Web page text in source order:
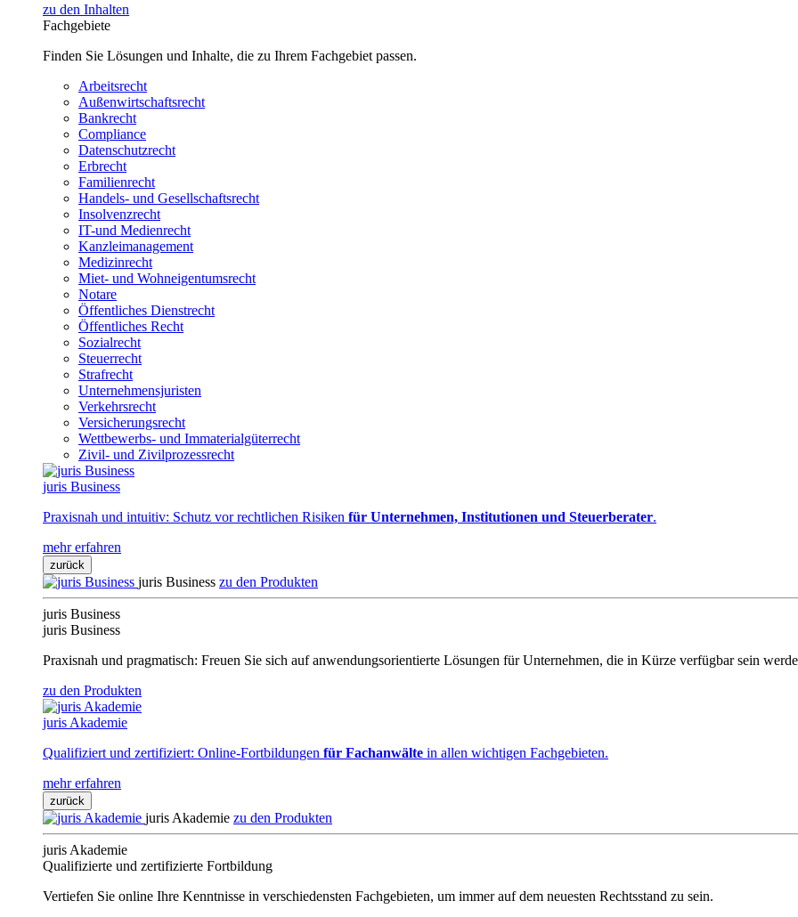
zu den Inhalten
Fachgebiete
Finden Sie Lösungen und Inhalte, die zu Ihrem Fachgebiet passen.
Arbeitsrecht
Außenwirtschaftsrecht
Bankrecht
Compliance
Datenschutzrecht
Erbrecht
Familienrecht
Handels- und Gesellschaftsrecht
Insolvenzrecht
IT-und Medienrecht
Kanzleimanagement
Medizinrecht
Miet- und Wohneigentumsrecht
Notare
Öffentliches Dienstrecht
Öffentliches Recht
Sozialrecht
Steuerrecht
Strafrecht
Unternehmensjuristen
Verkehrsrecht
Versicherungsrecht
Wettbewerbs- und Immaterialgüterrecht
Zivil- und Zivilprozessrecht
juris Business
Praxisnah und intuitiv: Schutz vor rechtlichen Risiken für Unternehmen, Institutionen und Steuerberater.
mehr erfahren
zurück
juris Business zu den Produkten
juris Business
juris Business
Praxisnah und pragmatisch: Freuen Sie sich auf anwendungsorientierte Lösungen für Unternehmen, die in Kürze verfügbar sein
zu den Produkten
juris Akademie
Qualifiziert und zertifiziert: Online-Fortbildungen für Fachanwälte in allen wichtigen Fachgebieten.
mehr erfahren
zurück
juris Akademie zu den Produkten
juris Akademie
Qualifizierte und zertifizierte Fortbildung
Vertiefen Sie online Ihre Kenntnisse in verschiedensten Fachgebieten, um immer auf dem neuesten Rechtsstand zu sein.